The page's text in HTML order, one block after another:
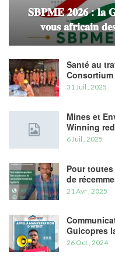
𝐒𝐁𝐏𝐌𝐄 𝟐𝟎𝟐𝟔 : 𝐥𝐚
𝐯𝐨𝐮𝐬 𝐚𝐟𝐫𝐢𝐜𝐚𝐢𝐧
Santé au
31 Juil , 2025
Mines et
Winning
6 Juil , 2025
Pour
de
21 Avr , 2025
Guicopres
26 Oct , 2024